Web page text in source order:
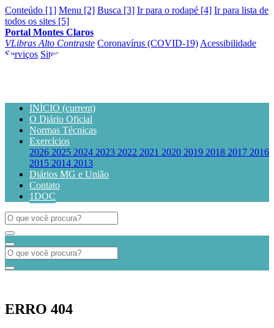
Conteúdo [1] Menu [2] Busca [3] Ir para o rodapé [4] Ir para lista de
todos os sites [5]
Portal Montes Claros
VLibras Alto Contraste Coronavírus (COVID-19) Acessibilidade
Serviços Sites
INÍCIO (current)
O Diário Oficial
Normas Técnicas
Exercícios
2026 2025 2024 2023 2022 2021 2020 2019 2018 2017 2016
2015 2014 2013
Diários MG e União
Contato
1DOC
ERRO 404